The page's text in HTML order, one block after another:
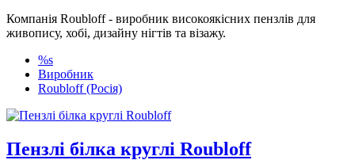
Компанія Roubloff - виробник високоякісних пензлів для
живопису, хобі, дизайну нігтів та візажу.
%s
Виробник
Roubloff (Росія)
Пензлі білка круглі Roubloff